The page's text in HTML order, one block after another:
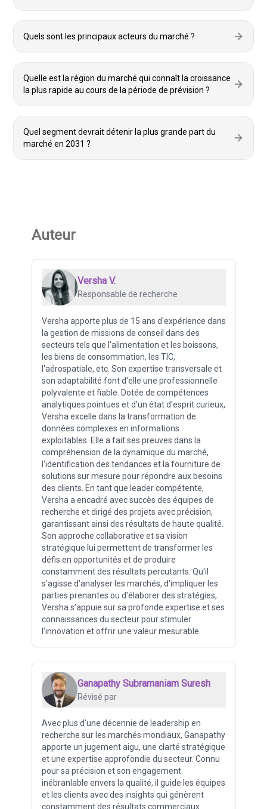
Quels sont les principaux acteurs du marché ?
Quelle est la région du marché qui connaît la croissance
la plus rapide au cours de la période de prévision ?
Quel segment devrait détenir la plus grande part du
marché en 2031 ?
Auteur
Versha V.
Responsable de recherche
Versha apporte plus de 15 ans d'expérience dans
la gestion de missions de conseil dans des
secteurs tels que l'alimentation et les boissons,
les biens de consommation, les TIC,
l'aérospatiale, etc. Son expertise transversale et
son adaptabilité font d'elle une professionnelle
polyvalente et fiable. Dotée de compétences
analytiques pointues et d’un état d’esprit curieux,
Versha excelle dans la transformation de
données complexes en informations
exploitables. Elle a fait ses preuves dans la
compréhension de la dynamique du marché,
l'identification des tendances et la fourniture de
solutions sur mesure pour répondre aux besoins
des clients. En tant que leader compétente,
Versha a encadré avec succès des équipes de
recherche et dirigé des projets avec précision,
garantissant ainsi des résultats de haute qualité.
Son approche collaborative et sa vision
stratégique lui permettent de transformer les
défis en opportunités et de produire
constamment des résultats percutants. Qu'il
s'agisse d'analyser les marchés, d'impliquer les
parties prenantes ou d'élaborer des stratégies,
Versha s'appuie sur sa profonde expertise et ses
connaissances du secteur pour stimuler
l'innovation et offrir une valeur mesurable.
Ganapathy Subramaniam Suresh
Révisé par
Avec plus d'une décennie de leadership en
recherche sur les marchés mondiaux, Ganapathy
apporte un jugement aigu, une clarté stratégique
et une expertise approfondie du secteur. Connu
pour sa précision et son engagement
inébranlable envers la qualité, il guide les équipes
et les clients avec des insights qui génèrent
constamment des résultats commerciaux